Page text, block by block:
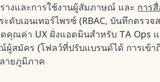
างและการใช้งานผู้สัมภาษณ์ และ การ
ะดับเอนเทอร์ไพรซ์ (RBAC, บันทึกตรว
ดคุณค่า UX ฝั่งแอดมินสำหรับ TA
ผู้สมัคร (โฟลว์ที่ปรับแบรนด์ได้ การเข้
ายภูมิภาค